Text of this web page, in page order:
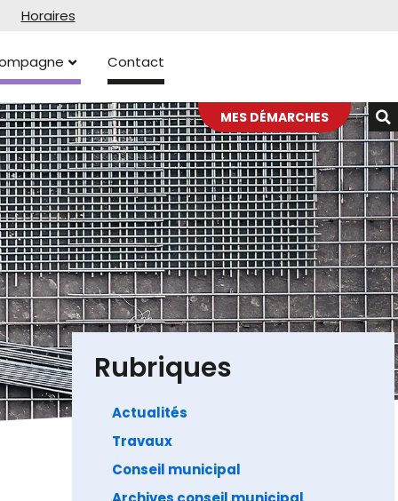
Horaires
Contact
MES DÉMARCHES
Rubriques
Actualités
Travaux
Conseil municipal